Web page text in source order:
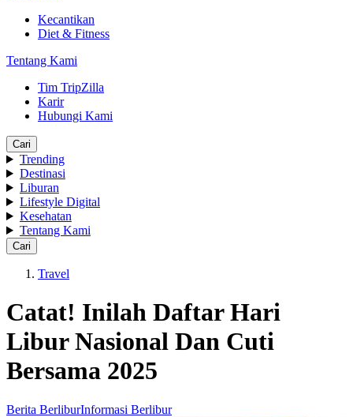
Kecantikan
Diet & Fitness
Tentang Kami
Tim TripZilla
Karir
Hubungi Kami
Cari
Trending
Destinasi
Liburan
Lifestyle Digital
Kesehatan
Tentang Kami
Cari
Travel
Catat! Inilah Daftar Hari
Libur Nasional Dan Cuti
Bersama 2025
Berita BerliburInformasi Berlibur